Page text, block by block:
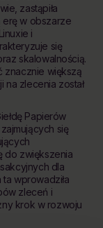
zastąpiła
erę w obszarze
i
się
skalowalnością.
znacznie większą
zlecenia został
Papierów
się
do zwiększenia
dla
wprowadziła
zleceń i
krok w rozwoju